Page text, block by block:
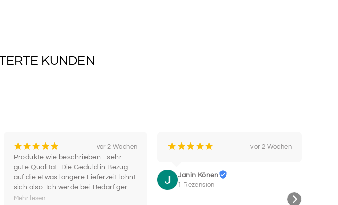
KUNDEN
¡¡¡¡¡
vor 2 Wochen
Produkte wie beschrieben - sehr
gute Qualität. Die Geduld in Bezug
auf die etwas längere Lieferzeit lohnt
sich also. Ich werde bei Bedarf gerne
wieder hier einkaufen.
Mehr lesen
¡¡¡¡¡ vor 2 Wochen
Janin Könen
1 Rezension